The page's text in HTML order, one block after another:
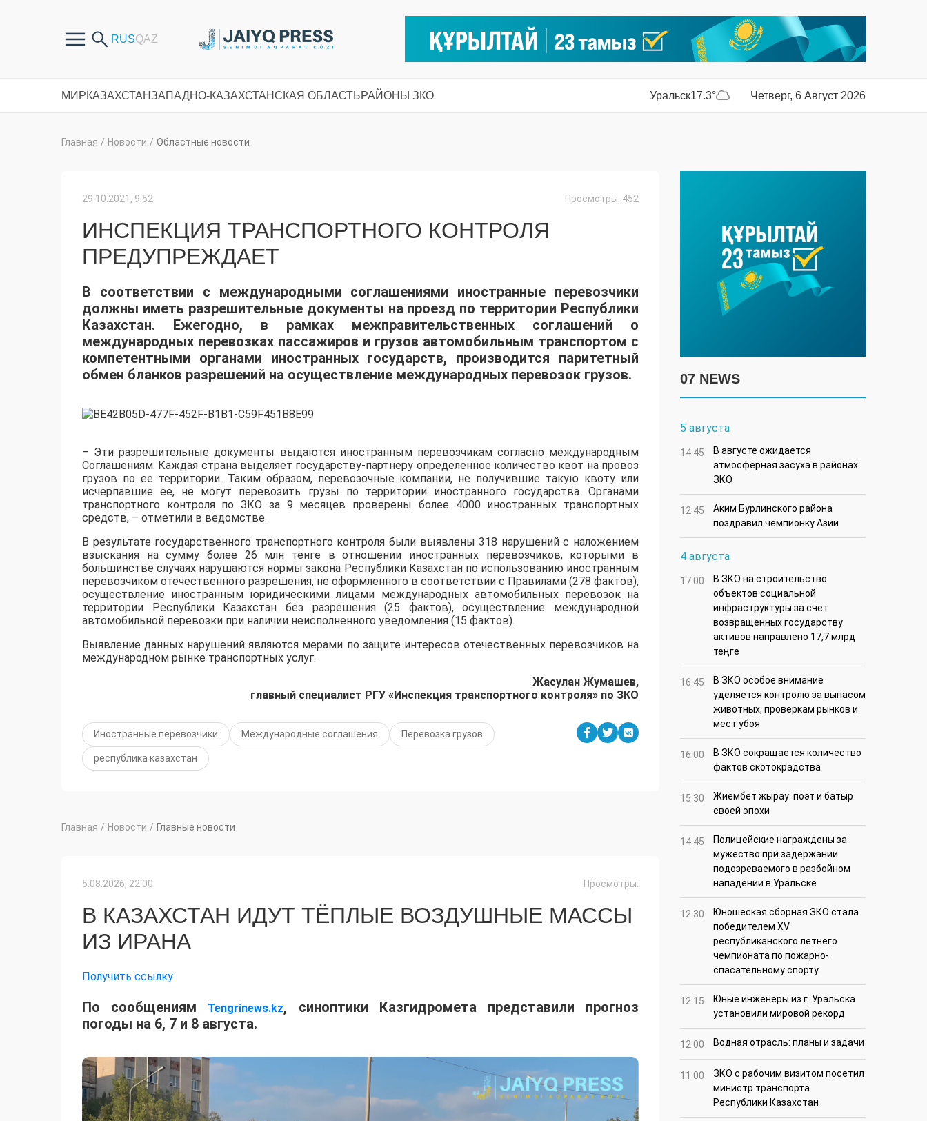
МИРКАЗАХСТАНЗАПАДНО-КАЗАХСТАНСКАЯ ОБЛАСТЬРАЙОНЫ ЗКО Уральск17.3° Четверг, 6 Август 2026
Главная / Новости / Областные новости
29.10.2021, 9:52 Просмотры: 452
ИНСПЕКЦИЯ ТРАНСПОРТНОГО КОНТРОЛЯ
ПРЕДУПРЕЖДАЕТ
В соответствии с международными соглашениями иностранные перевозчики
должны иметь разрешительные документы на проезд по территории Республики
Казахстан. Ежегодно, в рамках межправительственных соглашений о
международных перевозках пассажиров и грузов автомобильным транспортом с
компетентными органами иностранных государств, производится паритетный
обмен бланков разрешений на осуществление международных перевозок грузов.
– Эти разрешительные документы выдаются иностранным перевозчикам согласно международным
Соглашениям. Каждая страна выделяет государству-партнеру определенное количество квот на провоз
грузов по ее территории. Таким образом, перевозочные компании, не получившие такую квоту или
исчерпавшие ее, не могут перевозить грузы по территории иностранного государства. Органами
транспортного контроля по ЗКО за 9 месяцев проверены более 4000 иностранных транспортных
средств, – отметили в ведомстве.
В результате государственного транспортного контроля были выявлены 318 нарушений с наложением
взыскания на сумму более 26 млн тенге в отношении иностранных перевозчиков, которыми в
большинстве случаях нарушаются нормы закона Республики Казахстан по использованию иностранным
перевозчиком отечественного разрешения, не оформленного в соответствии с Правилами (278 фактов),
осуществление иностранным юридическими лицами международных автомобильных перевозок на
территории Республики Казахстан без разрешения (25 фактов), осуществление международной
автомобильной перевозки при наличии неисполненного уведомления (15 фактов).
Выявление данных нарушений являются мерами по защите интересов отечественных перевозчиков на
международном рынке транспортных услуг.
Жасулан Жумашев,
главный специалист РГУ «Инспекция транспортного контроля» по ЗКО
Иностранные перевозчики Международные соглашения Перевозка грузов
республика казахстан
Главная / Новости / Главные новости
5.08.2026, 22:00 Просмотры:
В КАЗАХСТАН ИДУТ ТЁПЛЫЕ ВОЗДУШНЫЕ МАССЫ
ИЗ ИРАНА
Получить ссылку
По сообщениям Tengrinews.kz, синоптики Казгидромета представили прогноз
погоды на 6, 7 и 8 августа.
07 NEWS
5 августа
14:45
В августе ожидается
атмосферная засуха в районах
ЗКО
12:45
Аким Бурлинского района
поздравил чемпионку Азии
4 августа
17:00
В ЗКО на строительство
объектов социальной
инфраструктуры за счет
возвращенных государству
активов направлено 17,7 млрд
теңге
16:45
В ЗКО особое внимание
уделяется контролю за выпасом
животных, проверкам рынков и
мест убоя
16:00
В ЗКО сокращается количество
фактов скотокрадства
15:30
Жиембет жырау: поэт и батыр
своей эпохи
14:45
Полицейские награждены за
мужество при задержании
подозреваемого в разбойном
нападении в Уральске
12:30
Юношеская сборная ЗКО стала
победителем XV
республиканского летнего
чемпионата по пожарно-
спасательному спорту
12:15
Юные инженеры из г. Уральска
установили мировой рекорд
12:00 Водная отрасль: планы и задачи
11:00
ЗКО с рабочим визитом посетил
министр транспорта
Республики Казахстан